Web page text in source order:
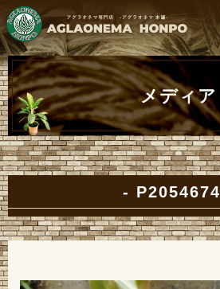
メディア
P2054674